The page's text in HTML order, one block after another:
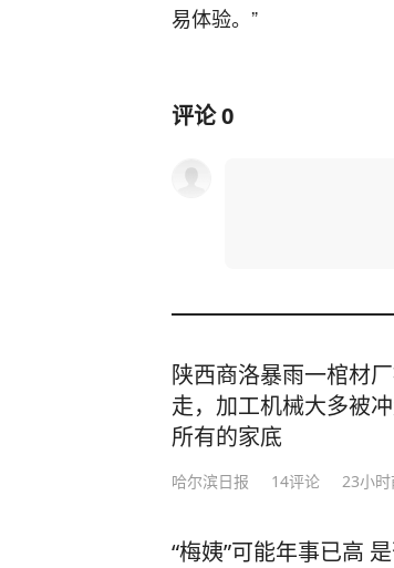
易体验。”
评论0
陕西商洛暴雨一棺材
走，加工机械大多被
所有的家底
哈尔滨日报 14评论 23小
“梅姨”可能年事已高